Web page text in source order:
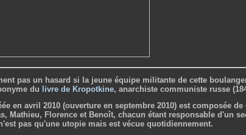
pas un hasard si la jeune équipe militante de cette
du
livre de Kropotkine, anarchiste communiste russe
en avril 2010 (ouverture en septembre 2010) est composée
Mathieu, Florence et Benoît, chacun étant responsable d'un
pas qu'une utopie mais est vécue quotidiennement.